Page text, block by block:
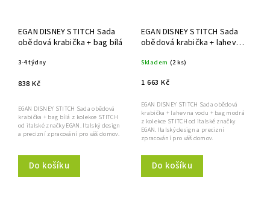
EGAN DISNEY STITCH Sada
obědová krabička + bag bílá
3-4 týdny
838 Kč
Do košíku
EGAN DISNEY STITCH Sada obědová
krabička + bag bílá z kolekce STITCH
od italské značky EGAN. Italský design
a precizní zpracování pro váš domov.
EGAN DISNEY STITCH Sada
obědová krabička + lahev
Skladem (2 ks)
1 663 Kč
Do košíku
EGAN DISNEY STITCH Sada obědová
krabička + lahev na vodu + bag modrá
z kolekce STITCH od italské značky
EGAN. Italský design a precizní
zpracování pro váš domov.